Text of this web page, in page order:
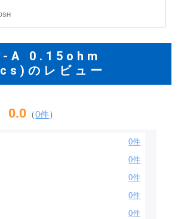
A 0.15ohm
のレビュー
0.0 （0件）
0件
0件
0件
0件
0件